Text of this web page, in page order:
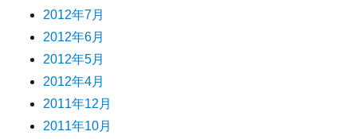
2012年7月
2012年6月
2012年5月
2012年4月
2011年12月
2011年10月